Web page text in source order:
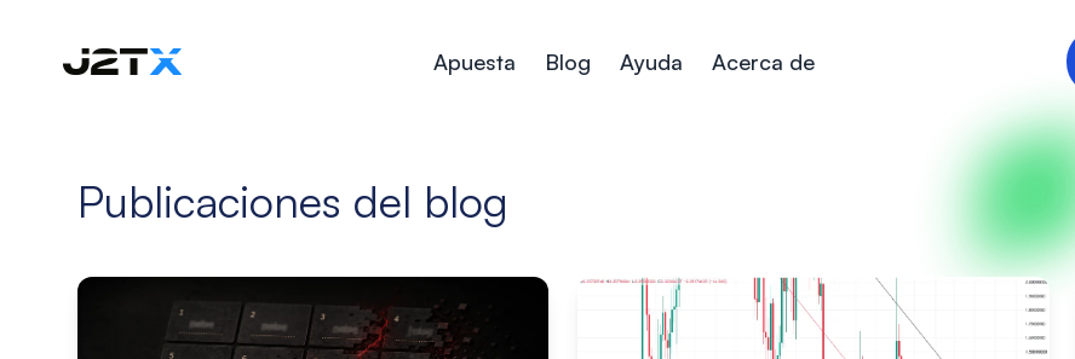
Apuesta Blog Ayuda Acerca de
Publicaciones del blog